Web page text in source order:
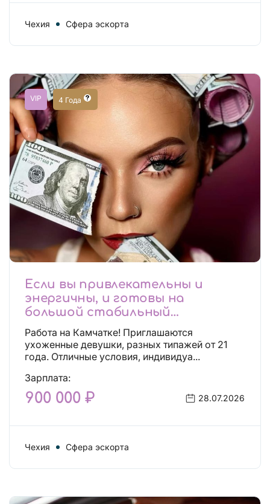
Чехия Сфера эскорта
VIP 4 Года
Если вы привлекательны и
энергичны, и готовы на
большой стабильный
заработок, тогда вы уже нашли,
что искали!
Работа на Камчатке! Приглашаются
ухоженные девушки, разных типажей от 21
года. Отличные условия, индивидуа...
Зарплата:
900 000 ₽ 28.07.2026
Чехия Сфера эскорта